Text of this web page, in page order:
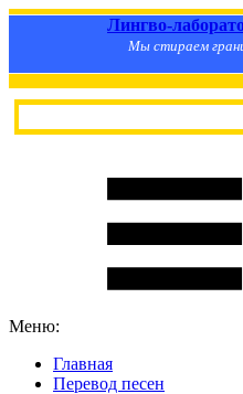
Лингво-
Мы стираем
Меню:
Главная
Перевод песен